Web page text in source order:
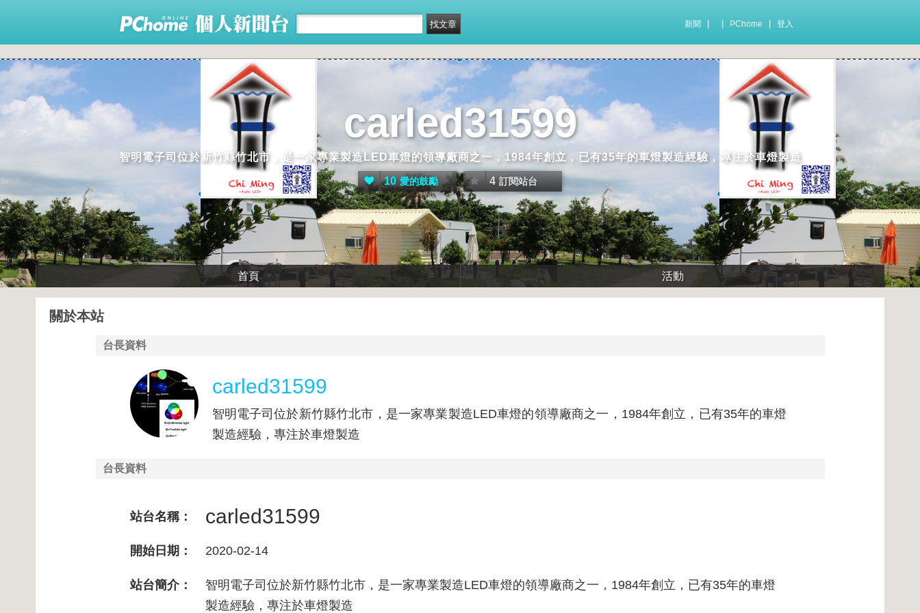
新聞 PChome 登入
carled31599
智明電子司位於新竹縣竹北市，是一家專業製造LED車燈的領導廠商之一，1984年創立，已有35年的車燈製造經驗，專注於車燈製造
10 愛的鼓勵 4 訂閱站台
首頁 活動
關於本站
台長資料
carled31599
智明電子司位於新竹縣竹北市，是一家專業製造LED車燈的領導廠商之一，1984年創立，已有35年的車燈
製造經驗，專注於車燈製造
台長資料
站台名稱： carled31599
開始日期： 2020-02-14
站台簡介：
智明電子司位於新竹縣竹北市，是一家專業製造LED車燈的領導廠商之一，1984年創立，已有35年的車燈
製造經驗，專注於車燈製造